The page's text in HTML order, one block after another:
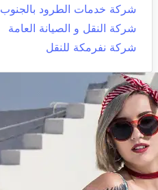
شركة خدمات الطرود بالجنوب
شركة النقل و الصيانة العامة
شركة نفرمكة للنقل